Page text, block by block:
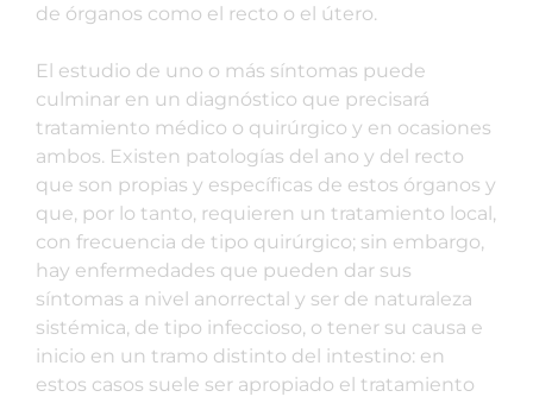
de órganos como el recto o el útero.
El estudio de uno o más síntomas puede
culminar en un diagnóstico que precisará
tratamiento médico o quirúrgico y en ocasiones
ambos. Existen patologías del ano y del recto
que son propias y específicas de estos órganos y
que, por lo tanto, requieren un tratamiento local,
con frecuencia de tipo quirúrgico; sin embargo,
hay enfermedades que pueden dar sus
síntomas a nivel anorrectal y ser de naturaleza
sistémica, de tipo infeccioso, o tener su causa e
inicio en un tramo distinto del intestino: en
estos casos suele ser apropiado el tratamiento